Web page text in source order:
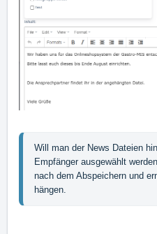
Will man der News Dateien
Empfänger ausgewählt
nach dem Abspeichern und
hängen.